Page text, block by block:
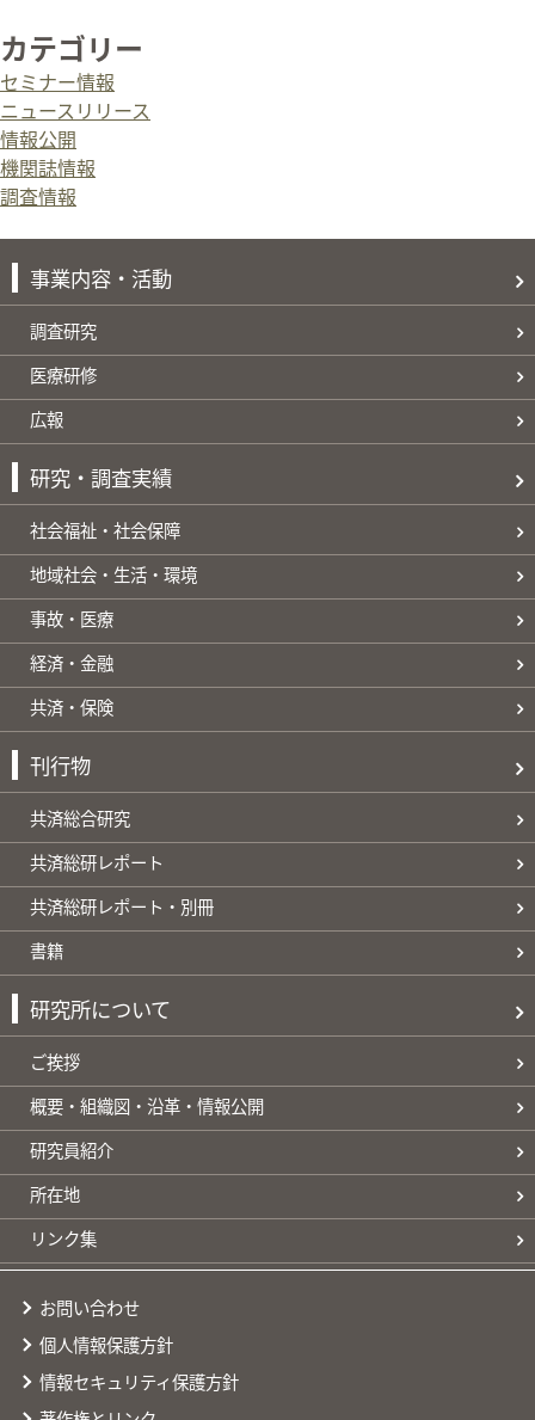
カテゴリー
セミナー情報
ニュースリリース
情報公開
機関誌情報
調査情報
事業内容・活動
調査研究
医療研修
広報
研究・調査実績
社会福祉・社会保障
地域社会・生活・環境
事故・医療
経済・金融
共済・保険
刊行物
共済総合研究
共済総研レポート
共済総研レポート・別冊
書籍
研究所について
ご挨拶
概要・組織図・沿革・情報公開
研究員紹介
所在地
リンク集
お問い合わせ
個人情報保護方針
情報セキュリティ保護方針